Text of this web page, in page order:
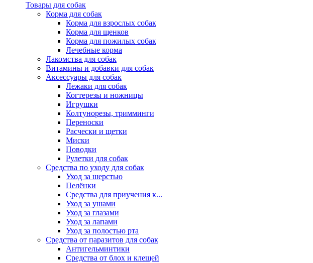
Товары для собак
Корма для собак
Корма для взрослых собак
Корма для щенков
Корма для пожилых собак
Лечебные корма
Лакомства для собак
Витамины и добавки для собак
Аксессуары для собак
Лежаки для собак
Когтерезы и ножницы
Игрушки
Колтунорезы, тримминги
Переноски
Расчески и щетки
Миски
Поводки
Рулетки для собак
Средства по уходу для собак
Уход за шерстью
Пелёнки
Средства для приучения к...
Уход за ушами
Уход за глазами
Уход за лапами
Уход за полостью рта
Средства от паразитов для собак
Антигельминтики
Средства от блох и клещей